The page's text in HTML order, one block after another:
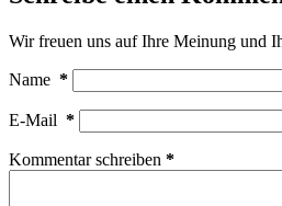
Wir freuen uns auf Ihre Meinung und
Name *
E-Mail *
Kommentar schreiben *